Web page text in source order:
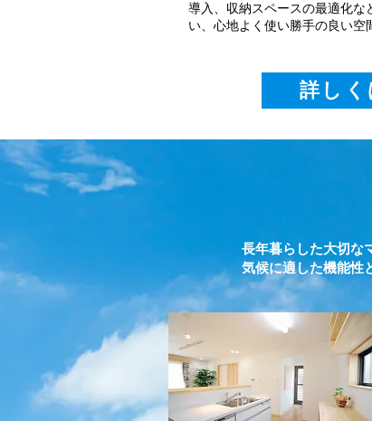
導入、収納スペースの最適化な
い、心地よく使い勝手の良い空
詳しく
長年暮らした大切な
気候に適した機能性